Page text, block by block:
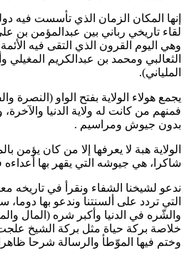
إنها المكان الزمان الذي تأسست فيه
لقاء تاريخي رباني بين عبدالمؤمن بن
وهي اليوم القرون الذي التقى فيه
الثعالبي ومحمد بن عبدالكريم
الملياني).
يجمع هولاء الولاية بفتح الواو (النصرة
فمنهم من كانت له ولاية الدنيا
بدون جيوش ومراسيم .
الولاية هبة لا يعرفها إلا من كان يؤمن
شاكرا، هي جيوشه التي يقهر بها
ندعو لشيخنا الشفاء ونقرأ في تاريخه
التي تردد على ألسنتنا وندعو بها دوما،
والشّره في الدنيا وأكبر شره (المال
خلاصة بركة حياة مثل بركة الشيخ
وختم فيها الموّطأ والرسالة شرحا